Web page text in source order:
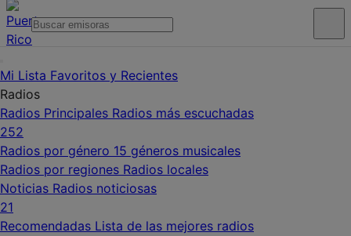
Mi Lista Favoritos y Recientes
Radios
Radios Principales Radios más escuchadas
252
Radios por género 15 géneros musicales
Radios por regiones Radios locales
Noticias Radios noticiosas
21
Recomendadas Lista de las mejores radios